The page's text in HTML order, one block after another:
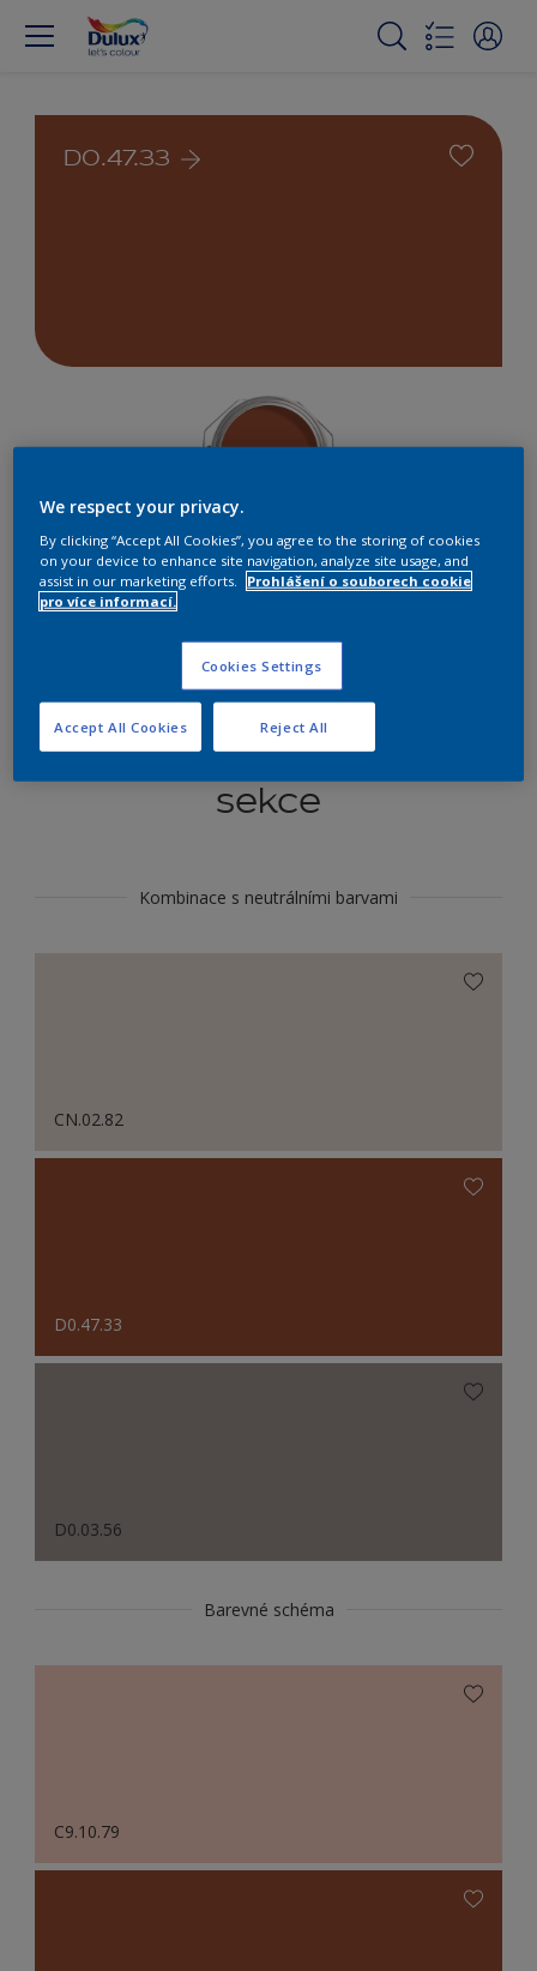
D0.47.33
Najít výrobek v tomto odstínu
Koordinovat barevné
sekce
Kombinace s neutrálními barvami
CN.02.82
D0.47.33
D0.03.56
Barevné schéma
C9.10.79
We respect your privacy.
By clicking “Accept All Cookies”, you agree to the storing of cookies
on your device to enhance site navigation, analyze site usage, and
assist in our marketing efforts.
Prohlášení o souborech cookie
pro více informací.
Cookies Settings
Reject All
Accept All Cookies